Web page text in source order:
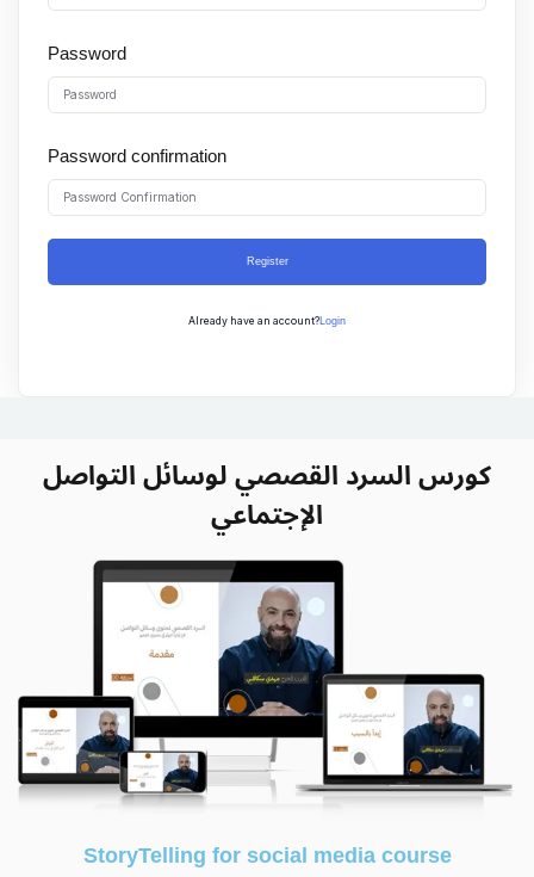
Password
Password confirmation
Register
Already have an account?Login
كورس السرد القصصي لوسائل التواصل
الإجتماعي
StoryTelling for social media course
Already have an account?Sign in